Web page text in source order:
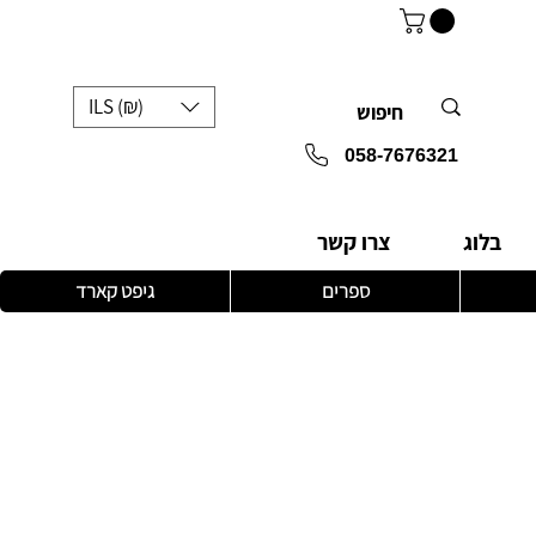
ILS (₪)
058-7676321
בלוג צרו קשר
ספרים גיפט קארד